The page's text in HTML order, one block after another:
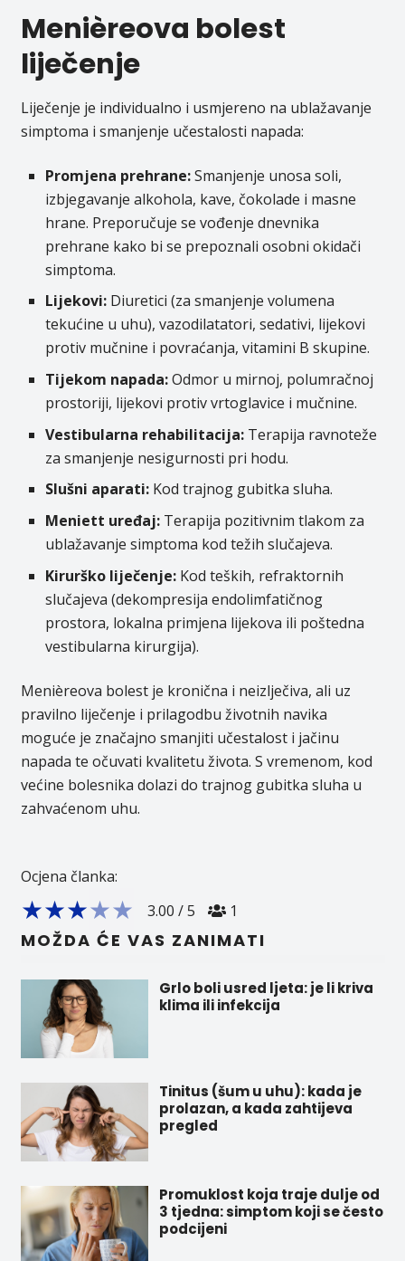
Menièreova bolest
liječenje
Liječenje je individualno i usmjereno na ublažavanje
simptoma i smanjenje učestalosti napada:
Promjena prehrane:Smanjenje unosa soli,
izbjegavanje alkohola, kave, čokolade i masne
hrane. Preporučuje se vođenje dnevnika
prehrane kako bi se prepoznali osobni okidači
simptoma.
Lijekovi:Diuretici (za smanjenje volumena
tekućine u uhu), vazodilatatori, sedativi, lijekovi
protiv mučnine i povraćanja, vitamini B skupine.
Tijekom napada:Odmor u mirnoj, polumračnoj
prostoriji, lijekovi protiv vrtoglavice i mučnine.
Vestibularna rehabilitacija:Terapija ravnoteže
za smanjenje nesigurnosti pri hodu.
Slušni aparati:Kod trajnog gubitka sluha.
Meniett uređaj:Terapija pozitivnim tlakom za
ublažavanje simptoma kod težih slučajeva.
Kirurško liječenje:Kod teških, refraktornih
slučajeva (dekompresija endolimfatičnog
prostora, lokalna primjena lijekova ili poštedna
vestibularna kirurgija).
Menièreova bolest je kronična i neizlječiva, ali uz
pravilno liječenje i prilagodbu životnih navika
moguće je značajno smanjiti učestalost i jačinu
napada te očuvati kvalitetu života. S vremenom, kod
većine bolesnika dolazi do trajnog gubitka sluha u
zahvaćenom uhu.
Ocjena članka:
★★★★★ 3.00 /5 1
MOŽDA ĆE VAS ZANIMATI
Grlo boli usred ljeta: je li kriva
klima ili infekcija
Tinitus (šum u uhu): kada je
prolazan, a kada zahtijeva
pregled
Promuklost koja traje dulje od
3 tjedna: simptom koji se često
podcijeni